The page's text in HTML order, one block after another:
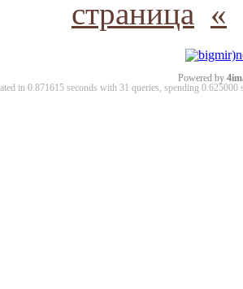
страница «
Powered by
in 0.871615 seconds with 31 queries, spending